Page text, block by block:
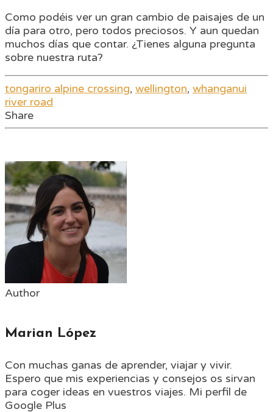
Como podéis ver un gran cambio de paisajes de un
día para otro, pero todos preciosos. Y aun quedan
muchos días que contar. ¿Tienes alguna pregunta
sobre nuestra ruta?
tongariro alpine crossing, wellington, whanganui
river road
Share
Author
Marian López
Con muchas ganas de aprender, viajar y vivir.
Espero que mis experiencias y consejos os sirvan
para coger ideas en vuestros viajes. Mi perfil de
Google Plus